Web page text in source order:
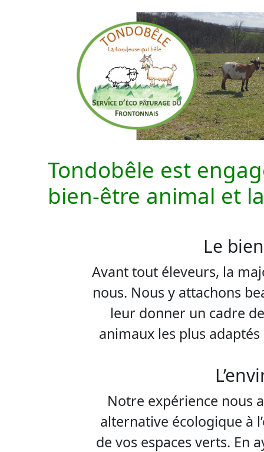
Tondobêle est
bien-être animal et
Le
Avant tout éleveurs, la
nous. Nous y attachons
leur donner un cadre
animaux les plus
Notre expérience nous
alternative écologique à
de vos espaces verts. En